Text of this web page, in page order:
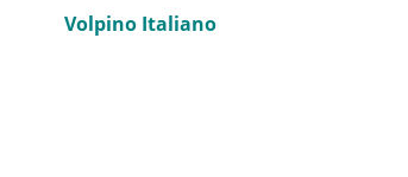
Volpino Italiano